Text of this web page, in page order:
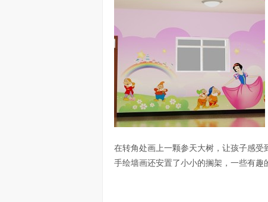
在转角处画上一颗参天大树，让孩子感
手绘墙画还安置了小小的搁架，一些有趣